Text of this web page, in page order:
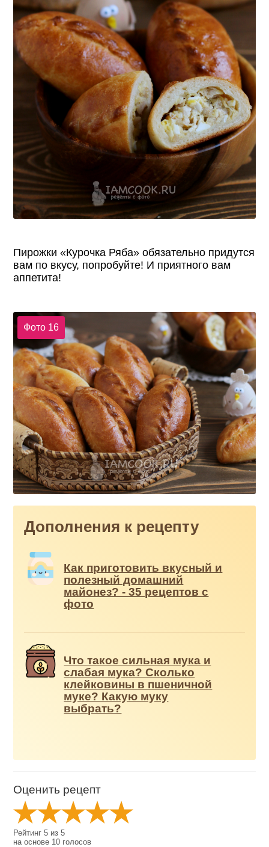
Пирожки «Курочка Ряба» обязательно придутся
вам по вкусу, попробуйте! И приятного вам
аппетита!
Фото 16
Дополнения к рецепту
Как приготовить вкусный и
полезный домашний
майонез? - 35 рецептов с
фото
Что такое сильная мука и
слабая мука? Сколько
клейковины в пшеничной
муке? Какую муку
выбрать?
Оценить рецепт
Рейтинг5 из5
на основе 10 голосов